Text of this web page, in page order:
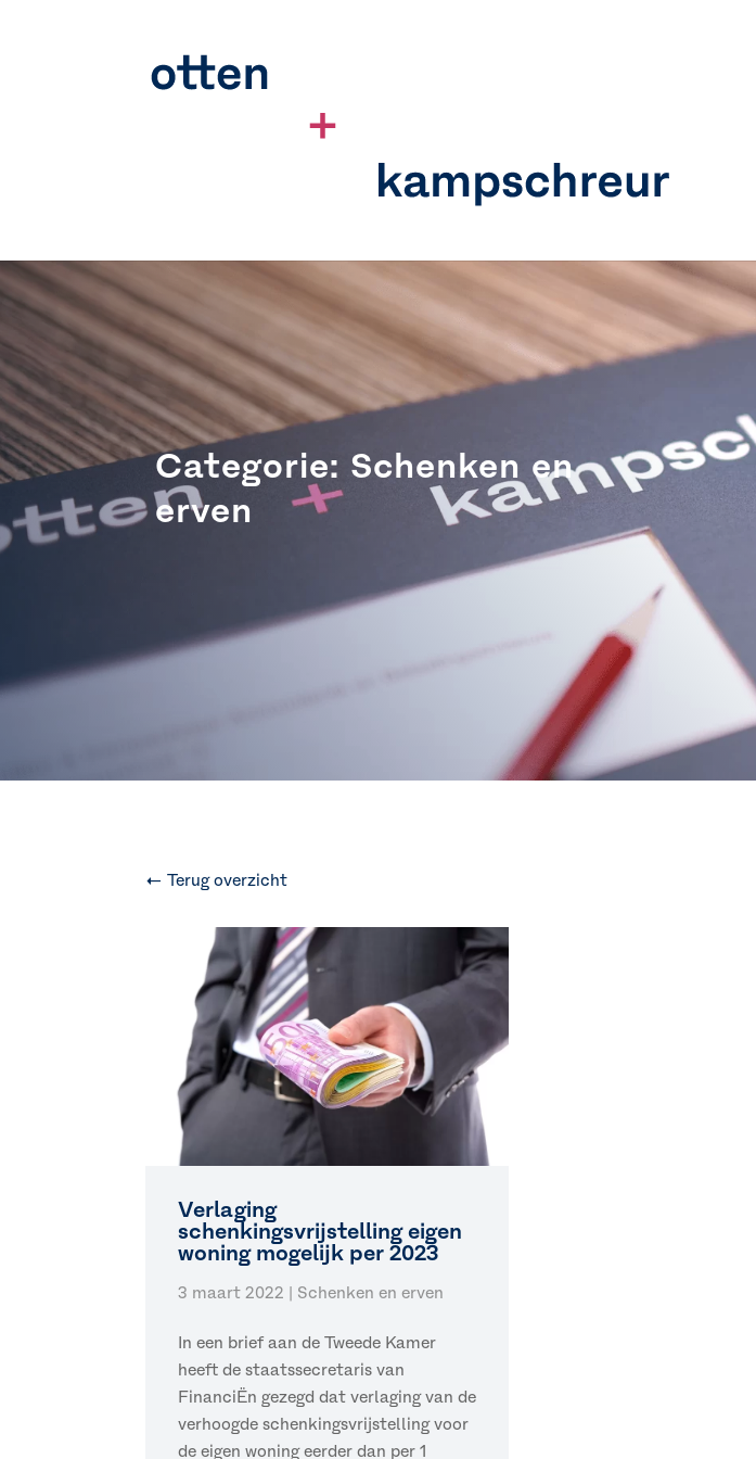
Categorie: Schenken en
erven
← Terug overzicht
Verlaging
schenkingsvrijstelling eigen
woning mogelijk per 2023
3 maart 2022 | Schenken en erven
In een brief aan de Tweede Kamer
heeft de staatssecretaris van
FinanciËn gezegd dat verlaging van de
verhoogde schenkingsvrijstelling voor
de eigen woning eerder dan per 1